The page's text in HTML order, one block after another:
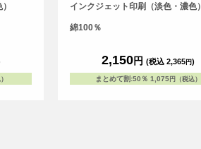
ックス
フィ
<br>
しま
着こな
インクジェット印刷（淡色・濃色）
綿100％
2,150円 (税込 2,365円)
まとめて割:50％ 1,075円（税込）